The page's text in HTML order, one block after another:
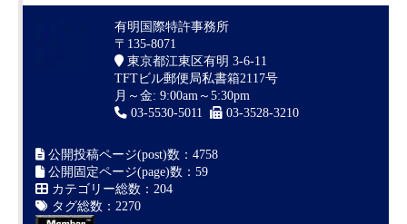
有明国際特許事務所
〒135-8071
東京都江東区有明 3-6-11
TFTビル郵便局私書箱2117号
月～金: 9:00am～5:30pm
03-5530-5011
03-3528-3210
公開投稿ページ(post)数：4758
公開固定ページ(page)数：59
カテゴリー総数：204
タグ総数：2270